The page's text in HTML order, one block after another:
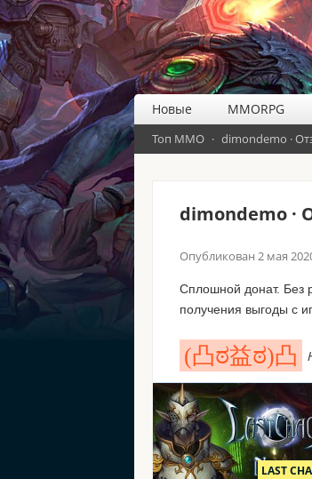
Новые MMORPG
Топ ММО · dimondemo ·
dimondemo ·
Опубликован 2 мая
Сплошной донат. Без
получения выгоды с
LAST